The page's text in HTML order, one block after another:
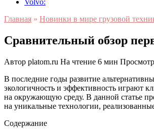
Volvo:
Главная » Новинки в мире грузовой
Сравнительный обзор
Автор platom.ru На чтение 6 мин
В последние годы развитие
экологичность и эффективность играют
на окружающую среду. В данной статье
на уникальные технологии,
Содержание